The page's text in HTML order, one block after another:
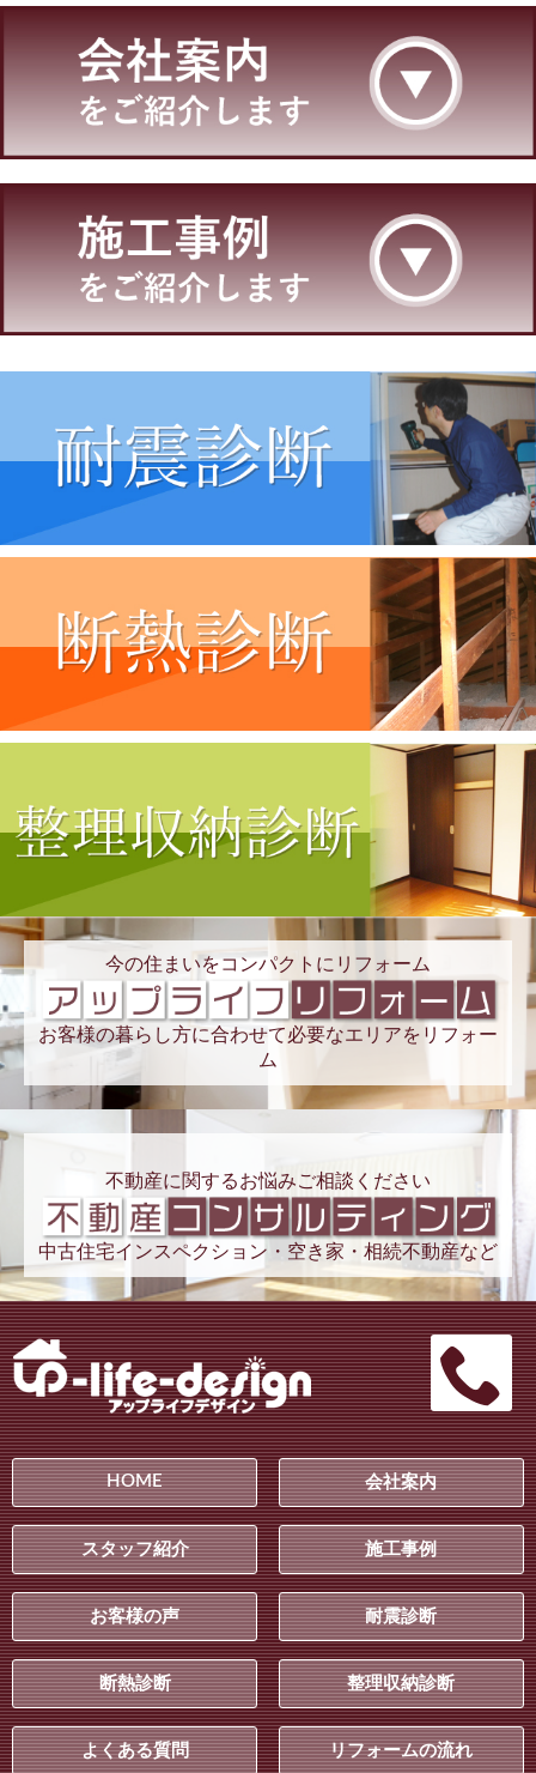
今の住まいをコンパクトにリフォーム
お客様の暮らし方に合わせて必要なエリアをリフォー
ム
不動産に関するお悩みご相談ください
中古住宅インスペクション・空き家・相続不動産など
HOME 会社案内
スタッフ紹介 施工事例
お客様の声 耐震診断
断熱診断 整理収納診断
よくある質問 リフォームの流れ